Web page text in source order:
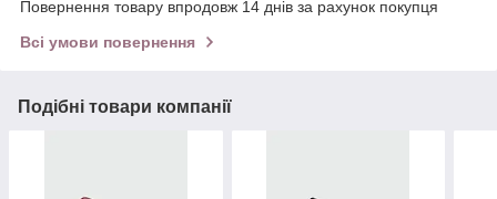
Повернення товару впродовж 14 днів за рахунок покупця
Всі умови повернення
Подібні товари компанії